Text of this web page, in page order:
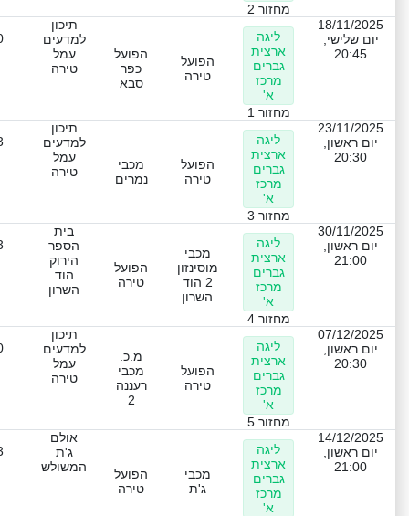
מחזור 2
18/11/2025
יום שלישי,
20:45
ליגה
ארצית
גברים
מרכז
א'
מחזור 1
הפועל
טירה
הפועל
כפר
סבא
תיכון
למדעים
עמל
טירה
23/11/2025
יום ראשון,
20:30
ליגה
ארצית
גברים
מרכז
א'
מחזור 3
הפועל
טירה
מכבי
נמרים
תיכון
למדעים
עמל
טירה
30/11/2025
יום ראשון,
21:00
ליגה
ארצית
גברים
מרכז
א'
מחזור 4
מכבי
מוסינזון
2 הוד
השרון
הפועל
טירה
בית
הספר
הירוק
הוד
השרון
07/12/2025
יום ראשון,
20:30
ליגה
ארצית
גברים
מרכז
א'
מחזור 5
הפועל
טירה
מ.כ.
מכבי
רעננה
2
תיכון
למדעים
עמל
טירה
14/12/2025
יום ראשון,
21:00
ליגה
ארצית
גברים
מרכז
א'
מכבי
ג'ת
הפועל
טירה
אולם
ג'ת
המשולש